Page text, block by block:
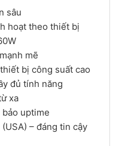
sâu
hoạt theo thiết bị
mẽ
bị công suất cao
đủ tính năng
xa
uptime
(USA) – đáng tin cậy